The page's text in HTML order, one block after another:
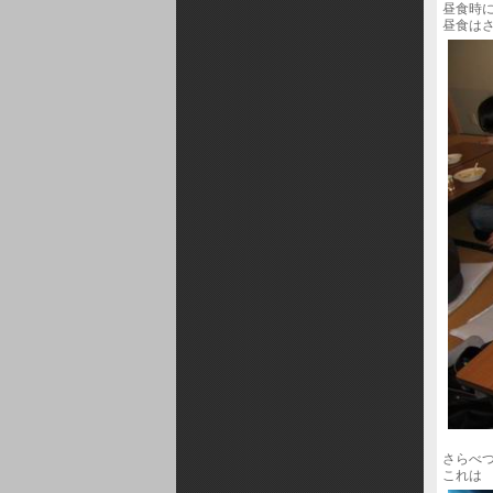
昼食時
昼食は
さらべ
これは